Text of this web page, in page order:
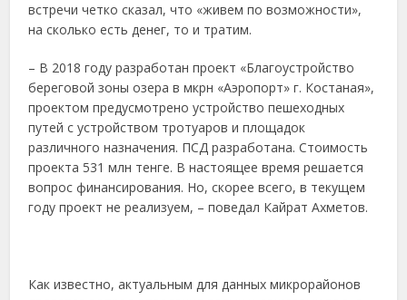
встречи четко сказал, что «живем по возможности»,
на сколько есть денег, то и тратим.
– В 2018 году разработан проект «Благоустройство
береговой зоны озера в мкрн «Аэропорт» г. Костаная»,
проектом предусмотрено устройство пешеходных
путей с устройством тротуаров и площадок
различного назначения. ПСД разработана. Стоимость
проекта 531 млн тенге. В настоящее время решается
вопрос финансирования. Но, скорее всего, в текущем
году проект не реализуем, – поведал Кайрат Ахметов.
Как известно, актуальным для данных микрорайонов